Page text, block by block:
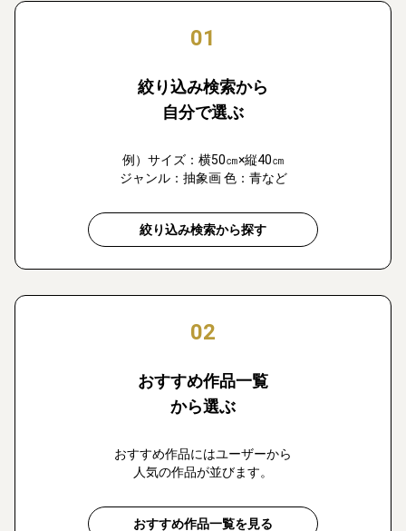
01
絞り込み検索から
自分で選ぶ
例）サイズ：横50㎝×縦40㎝
ジャンル：抽象画 色：青など
絞り込み検索から探す
02
おすすめ作品一覧
から選ぶ
おすすめ作品にはユーザーから
人気の作品が並びます。
おすすめ作品一覧を見る